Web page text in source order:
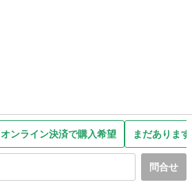
オンライン決済で購入希望 まだありま
問合せ